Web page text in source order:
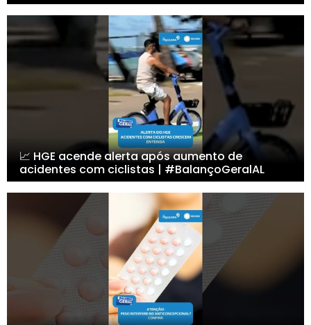
📈 HGE acende alerta após aumento de
acidentes com ciclistas | #BalançoGeralAL